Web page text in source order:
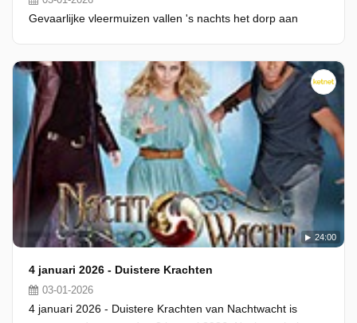
Gevaarlijke vleermuizen vallen 's nachts het dorp aan
24:00
4 januari 2026 - Duistere Krachten
03-01-2026
4 januari 2026 - Duistere Krachten van Nachtwacht is